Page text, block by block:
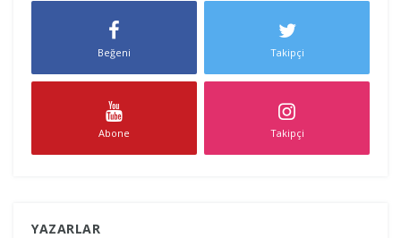
Beğeni Takipçi
Abone Takipçi
YAZARLAR